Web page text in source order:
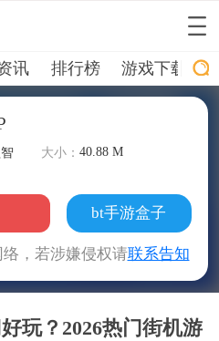
讯 排行榜 游戏下载
大小：40.88 M
bt手游盒子
，若涉嫌侵权请联系告知
玩？2026热门街机游